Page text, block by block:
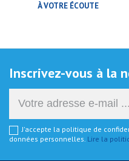
À VOTRE ÉCOUTE
Inscrivez-vous à la
J'accepte la politique de
données personnelles. Lire la